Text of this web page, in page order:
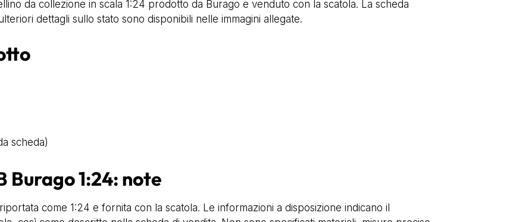
da collezione in scala 1:24 prodotto da Burago e venduto con la scatola. La scheda
dettagli sullo stato sono disponibili nelle immagini allegate.
scheda)
Burago 1:24: note
come 1:24 e fornita con la scatola. Le informazioni a disposizione indicano il